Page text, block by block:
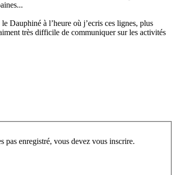
Dauphiné à l’heure où j’ecris ces lignes, plus
très difficile de communiquer sur les activités
d’indiquer ci-dessous l’identifiant personnel qui vous a été fourni. Si vous n’êtes pas enregistré, vous devez vous inscrire.